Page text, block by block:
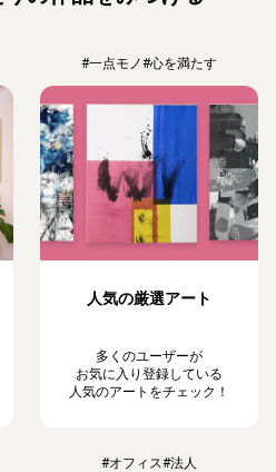
#一点モノ#心を満たす
人気の厳選アート
多くのユーザーが
お気に入り登録している
人気のアートをチェック！
#オフィス#法人